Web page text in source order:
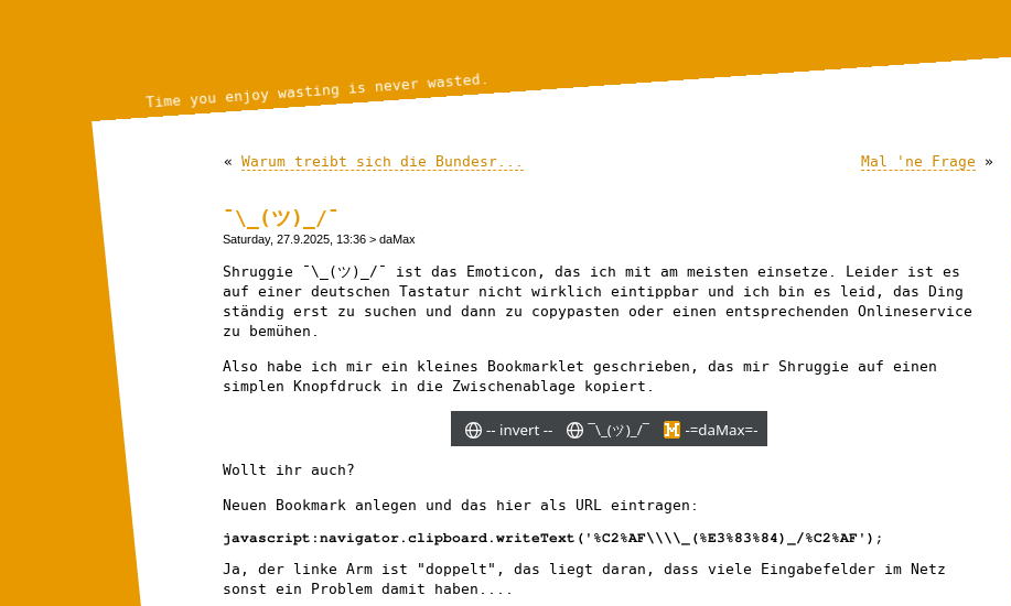
Time you enjoy wasting is never wasted.
« Warum treibt sich die Bundesr... Mal 'ne Frage »
¯\_(ツ)_/¯
Saturday, 27.9.2025, 13:36 > daMax
Shruggie ¯\_(ツ)_/¯ ist das Emoticon, das ich mit am meisten einsetze. Leider ist es
auf einer deutschen Tastatur nicht wirklich eintippbar und ich bin es leid, das Ding
ständig erst zu suchen und dann zu copypasten oder einen entsprechenden Onlineservice
zu bemühen.
Also habe ich mir ein kleines Bookmarklet geschrieben, das mir Shruggie auf einen
simplen Knopfdruck in die Zwischenablage kopiert.
Wollt ihr auch?
Neuen Bookmark anlegen und das hier als URL eintragen:
javascript:navigator.clipboard.writeText('%C2%AF\\\\_(%E3%83%84)_/%C2%AF');
Ja, der linke Arm ist "doppelt", das liegt daran, dass viele Eingabefelder im Netz
sonst ein Problem damit haben....